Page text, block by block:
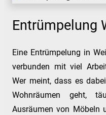
Entrümpelung
Eine Entrümpelung in
verbunden mit viel
Wer meint, dass es
Wohnräumen geht,
Ausräumen von Möbeln